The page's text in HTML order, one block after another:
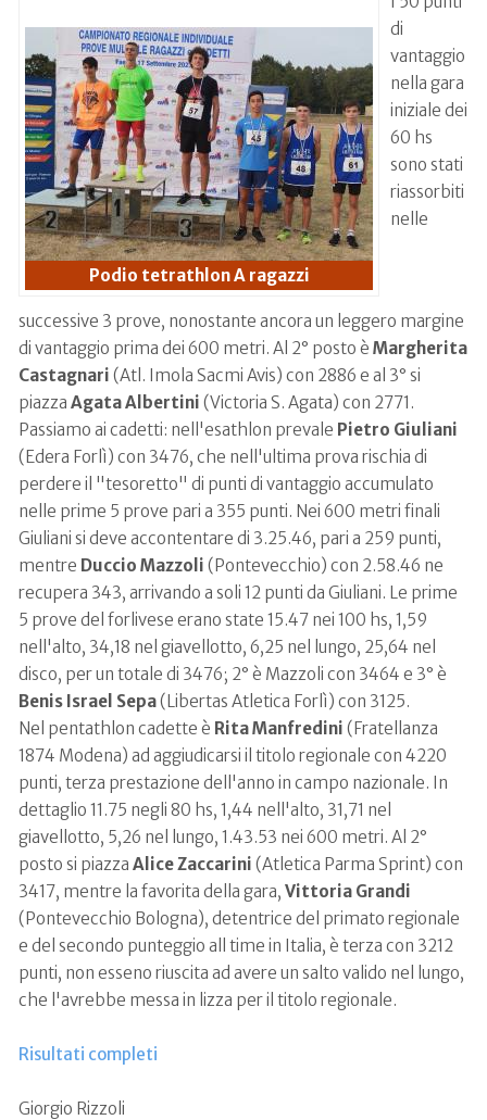
Podio tetrathlon A ragazzi
di
vantaggio
nella gara
iniziale dei
60 hs
sono stati
riassorbiti
nelle
successive 3 prove, nonostante ancora un leggero margine
di vantaggio prima dei 600 metri. Al 2° posto è Margherita
Castagnari (Atl. Imola Sacmi Avis) con 2886 e al 3° si
piazza Agata Albertini (Victoria S. Agata) con 2771.
Passiamo ai cadetti: nell'esathlon prevale Pietro Giuliani
(Edera Forlì) con 3476, che nell'ultima prova rischia di
perdere il "tesoretto" di punti di vantaggio accumulato
nelle prime 5 prove pari a 355 punti. Nei 600 metri finali
Giuliani si deve accontentare di 3.25.46, pari a 259 punti,
mentre Duccio Mazzoli (Pontevecchio) con 2.58.46 ne
recupera 343, arrivando a soli 12 punti da Giuliani. Le prime
5 prove del forlivese erano state 15.47 nei 100 hs, 1,59
nell'alto, 34,18 nel giavellotto, 6,25 nel lungo, 25,64 nel
disco, per un totale di 3476; 2° è Mazzoli con 3464 e 3° è
Benis Israel Sepa(Libertas Atletica Forlì) con 3125.
Nel pentathlon cadette è Rita Manfredini (Fratellanza
1874 Modena) ad aggiudicarsi il titolo regionale con 4220
punti, terza prestazione dell'anno in campo nazionale. In
dettaglio 11.75 negli 80 hs, 1,44 nell'alto, 31,71 nel
giavellotto, 5,26 nel lungo, 1.43.53 nei 600 metri. Al 2°
posto si piazza Alice Zaccarini (Atletica Parma Sprint) con
3417, mentre la favorita della gara, Vittoria Grandi
(Pontevecchio Bologna), detentrice del primato regionale
e del secondo punteggio all time in Italia, è terza con 3212
punti, non esseno riuscita ad avere un salto valido nel lungo,
che l'avrebbe messa in lizza per il titolo regionale.
Risultati completi
Giorgio Rizzoli